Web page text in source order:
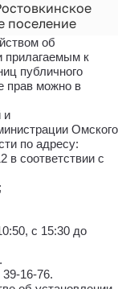
поселение
об
прилагаемым к
публичного
прав можно в
и
Омского
по адресу:
в соответствии с
с 15:30 до
16-76.